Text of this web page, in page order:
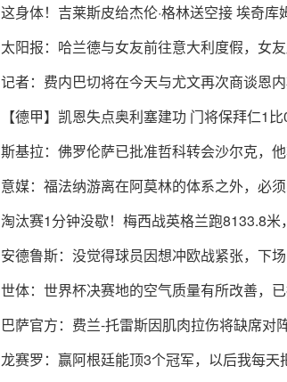
这身体！吉莱斯皮给杰伦·格林送空接 埃奇库
太阳报：哈兰德与女友前往意大利度假，女
记者：费内巴切将在今天与尤文再次商谈恩
【德甲】凯恩失点奥利塞建功 门将保拜仁1
斯基拉：佛罗伦萨已批准哲科转会沙尔克，
意媒：福法纳游离在阿莫林的体系之外，必
淘汰赛1分钟没歇！梅西战英格兰跑8133.8
安德鲁斯：没觉得球员因想冲欧战紧张，下
世体：世界杯决赛地的空气质量有所改善，
巴萨官方：费兰-托雷斯因肌肉拉伤将缺席对
龙赛罗：赢阿根廷能顶3个冠军，以后我每天